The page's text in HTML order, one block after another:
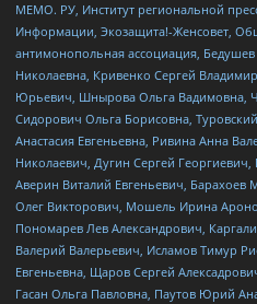
МЕМО. РУ, Институт региональной
Информации, Экозащита!-Женсовет,
антимонопольная ассоциация,
Николаевна, Кривенко Сергей
Юрьевич, Шнырова Ольга Вадимовна,
Сидорович Ольга Борисовна,
Анастасия Евгеньевна, Ривина Анна
Николаевич, Дугин Сергей
Аверин Виталий Евгеньевич,
Олег Викторович, Мошель Ирина
Пономарев Лев Александрович,
Валерий Валерьевич, Исламов Тимур
Евгеньевна, Щаров Сергей
Гасан Ольга Павловна, Паутов Юрий